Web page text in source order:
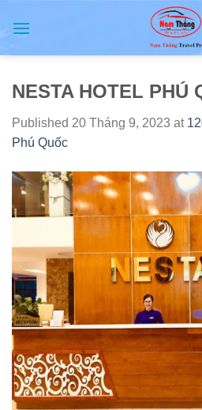
NESTA HOTEL PHÚ
Published 20 Tháng 9, 2023 at
Phú Quốc